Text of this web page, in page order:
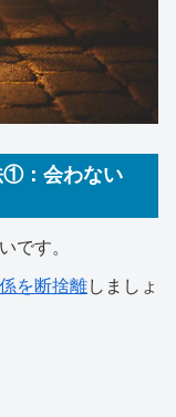
①：会わない
です。
を断捨離しましょ